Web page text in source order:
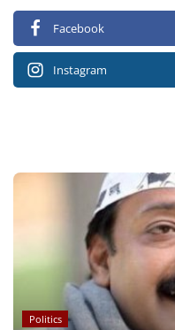
Facebook
Instagram
Politics